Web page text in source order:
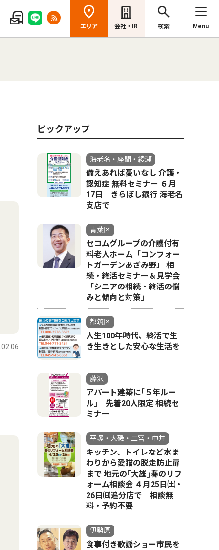
エリア 会社・IR 検索 Menu
ピックアップ
海老名・座間・綾瀬
備えあれば憂いなし 介護・
認知症 無料セミナー ６月
17日 きらぼし銀行 海老名
支店で
青葉区
セコムグループの介護付有
料老人ホーム「コンフォー
トガーデンあざみ野」 相
続・終活セミナー＆見学会
「シニアの相続・終活の悩
みと傾向と対策」
都筑区
人生100年時代、終活で生
き生きとした安心な生活を
藤沢
アパート建築に｢５年ルー
ル｣ 先着20人限定 相続セ
ミナー
平塚・大磯・二宮・中井
キッチン、トイレなど水ま
わりから愛猫の脱走防止扉
まで 地元の｢大雄｣春のリフ
ォーム相談会 ４月25日㈯・
26日㈰追分店で 相談無
料・予約不要
伊勢原
食事付き歌謡ショー市民を